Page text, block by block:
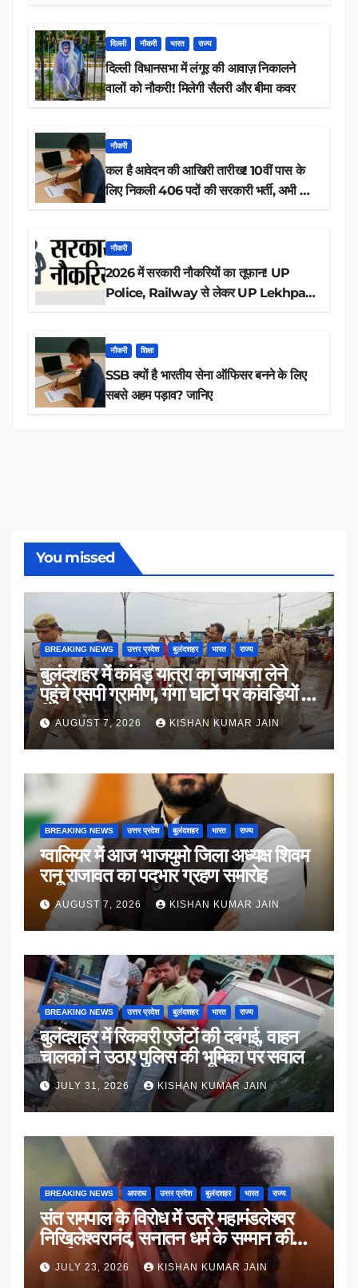
दिल्ली नौकरी भारत राज्य
दिल्ली विधानसभा में लंगूर की आवाज़ निकालने
वालों को नौकरी! मिलेगी सैलरी और बीमा कवर
नौकरी
कल है आवेदन की आखिरी तारीख! 10वीं पास के
लिए निकली 406 पदों की सरकारी भर्ती, अभी करें
नौकरी
2026 में सरकारी नौकरियों का तूफान! UP
Police, Railway से लेकर UP Lekhpal
नौकरी शिक्षा
SSB क्यों है भारतीय सेना ऑफिसर बनने के लिए
सबसे अहम पड़ाव? जानिए
You missed
BREAKING NEWS उत्तर प्रदेश बुलंदशहर भारत राज्य
बुलंदशहर में कांवड़ यात्रा का जायजा लेने
पहुंचे एसपी ग्रामीण, गंगा घाटों पर कांवड़ियों से
किया संवाद
AUGUST 7, 2026 KISHAN KUMAR JAIN
BREAKING NEWS उत्तर प्रदेश बुलंदशहर भारत राज्य
ग्वालियर में आज भाजयुमो जिला अध्यक्ष शिवम
रानू राजावत का पदभार ग्रहण समारोह
AUGUST 7, 2026 KISHAN KUMAR JAIN
BREAKING NEWS उत्तर प्रदेश बुलंदशहर भारत राज्य
बुलंदशहर में रिकवरी एजेंटों की दबंगई, वाहन
चालकों ने उठाए पुलिस की भूमिका पर सवाल
JULY 31, 2026 KISHAN KUMAR JAIN
BREAKING NEWS अपराध उत्तर प्रदेश बुलंदशहर भारत राज्य
संत रामपाल के विरोध में उतरे महामंडलेश्वर
निखिलेश्वरानंद, सनातन धर्म के सम्मान की
उठाई मांग
JULY 23, 2026 KISHAN KUMAR JAIN